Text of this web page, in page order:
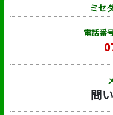
ミセ
電話番
問